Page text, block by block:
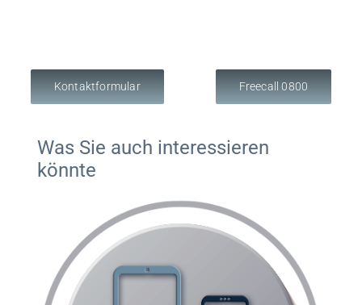
Kontaktformular Freecall 0800
Was Sie auch interessieren
könnte